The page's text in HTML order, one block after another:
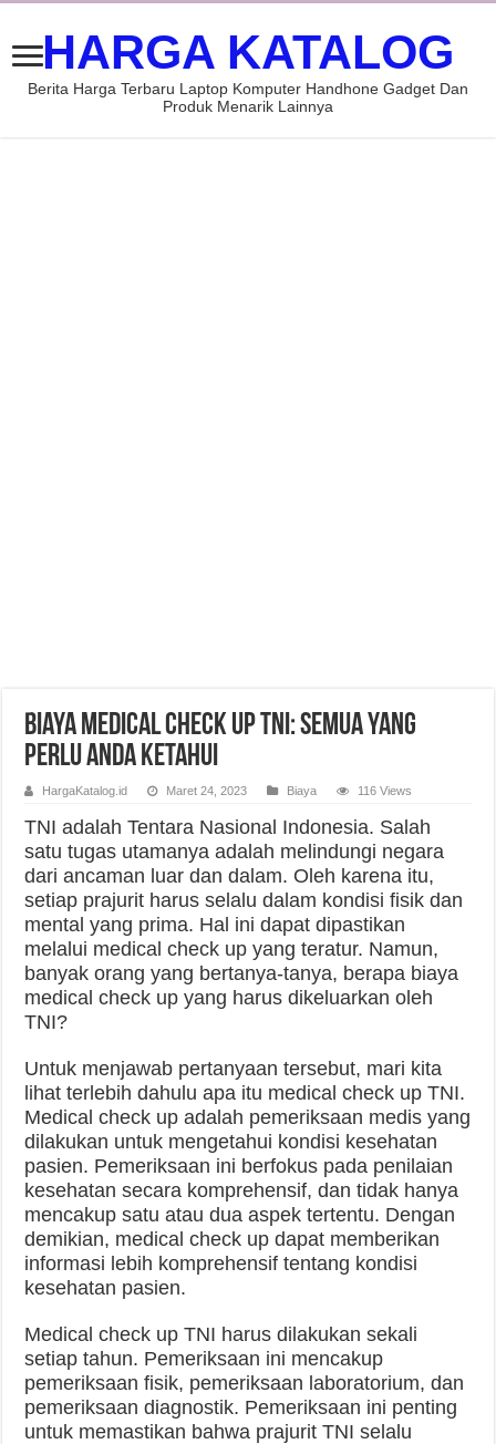
HARGA KATALOG
Berita Harga Terbaru Laptop Komputer Handhone Gadget Dan
Produk Menarik Lainnya
Biaya Medical Check Up TNI: Semua yang
Perlu Anda Ketahui
HargaKatalog.id Maret 24, 2023 Biaya 116 Views
TNI adalah Tentara Nasional Indonesia. Salah
satu tugas utamanya adalah melindungi negara
dari ancaman luar dan dalam. Oleh karena itu,
setiap prajurit harus selalu dalam kondisi fisik dan
mental yang prima. Hal ini dapat dipastikan
melalui medical check up yang teratur. Namun,
banyak orang yang bertanya-tanya, berapa biaya
medical check up yang harus dikeluarkan oleh
TNI?
Untuk menjawab pertanyaan tersebut, mari kita
lihat terlebih dahulu apa itu medical check up TNI.
Medical check up adalah pemeriksaan medis yang
dilakukan untuk mengetahui kondisi kesehatan
pasien. Pemeriksaan ini berfokus pada penilaian
kesehatan secara komprehensif, dan tidak hanya
mencakup satu atau dua aspek tertentu. Dengan
demikian, medical check up dapat memberikan
informasi lebih komprehensif tentang kondisi
kesehatan pasien.
Medical check up TNI harus dilakukan sekali
setiap tahun. Pemeriksaan ini mencakup
pemeriksaan fisik, pemeriksaan laboratorium, dan
pemeriksaan diagnostik. Pemeriksaan ini penting
untuk memastikan bahwa prajurit TNI selalu